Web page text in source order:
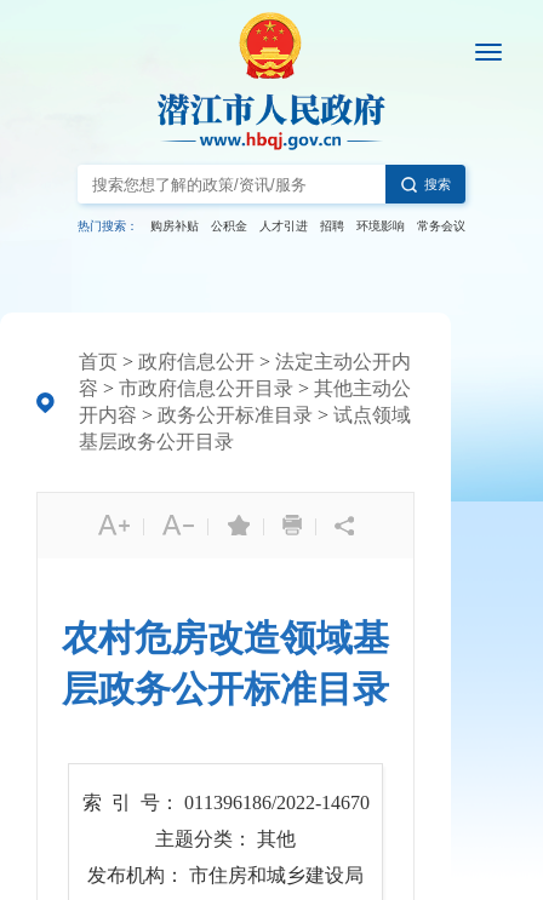
搜索
热门搜索： 购房补贴 公积金 人才引进 招聘 环境影响 常务会议
首页 > 政府信息公开 > 法定主动公开内
容 > 市政府信息公开目录 > 其他主动公
开内容 > 政务公开标准目录 > 试点领域
基层政务公开目录
| | | |
农村危房改造领域基
层政务公开标准目录
索 引 号： 011396186/2022-14670
主题分类： 其他
发布机构： 市住房和城乡建设局